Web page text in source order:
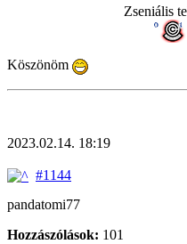
Zseniális
Köszönöm
2023.02.14. 18:19
#1144
pandatomi77
Hozzászólások: 101